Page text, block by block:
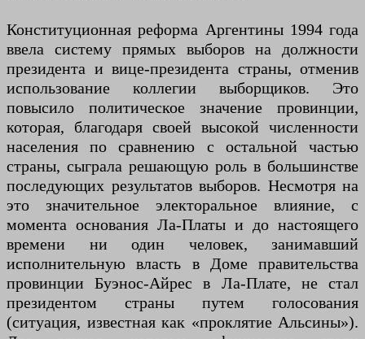
Конституционная реформа Аргентины 1994 года
ввела систему прямых выборов на должности
президента и вице-президента страны, отменив
использование коллегии выборщиков. Это
повысило политическое значение провинции,
которая, благодаря своей высокой численности
населения по сравнению с остальной частью
страны, сыграла решающую роль в большинстве
последующих результатов выборов. Несмотря на
это значительное электоральное влияние, с
момента основания Ла-Платы и до настоящего
времени ни один человек, занимавший
исполнительную власть в Доме правительства
провинции Буэнос-Айрес в Ла-Плате, не стал
президентом страны путем голосования
(ситуация, известная как «проклятие Альсины»).